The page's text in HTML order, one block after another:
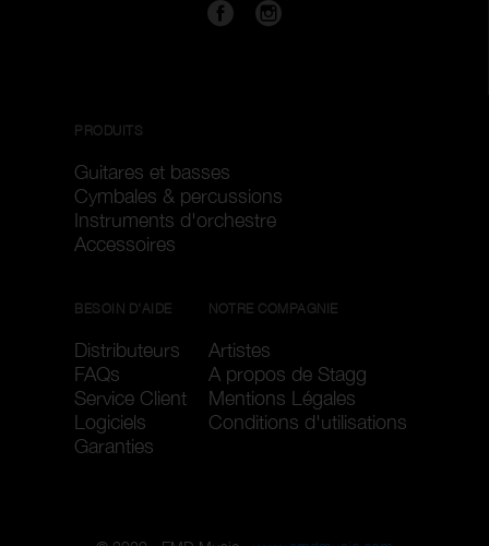
PRODUITS
Guitares et basses
Cymbales & percussions
Instruments d'orchestre
Accessoires
BESOIN D'AIDE
Distributeurs
FAQs
Service Client
Logiciels
Garanties
NOTRE COMPAGNIE
Artistes
A propos de Stagg
Mentions Légales
Conditions d'utilisations